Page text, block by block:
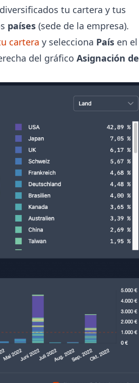
tu cartera y tus
países(sede de la empresa).
cartera y selecciona Paísen el
del gráfico Asignación de